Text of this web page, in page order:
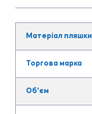
Матеріал пляшки
Торгова марка
Об'єм